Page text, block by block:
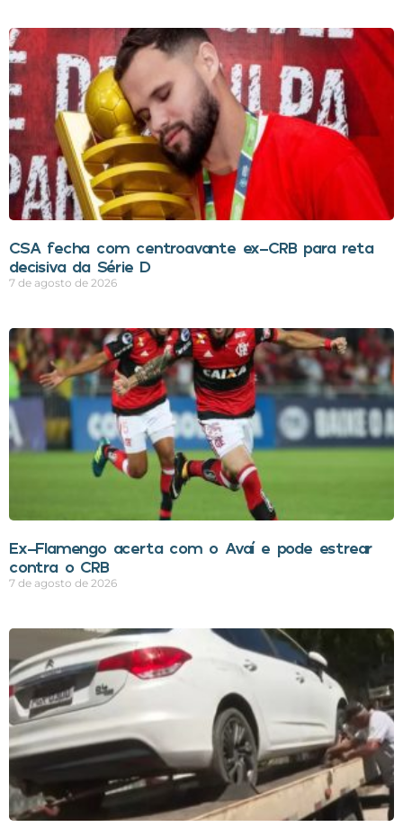
CSA fecha com centroavante ex-CRB para reta
decisiva da Série D
7 de agosto de 2026
Ex-Flamengo acerta com o Avaí e pode estrear
contra o CRB
7 de agosto de 2026